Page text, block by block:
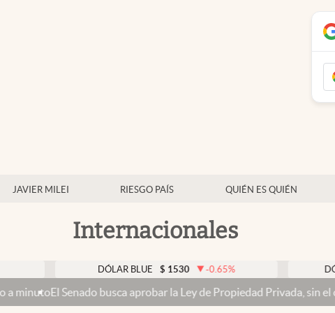
JAVIER MILEI RIESGO PAÍS QUIÉN ES QUIÉN
Internacionales
DÓLAR BLUE $ 1530 -0.65% DÓLAR
busca aprobar la Ley de Propiedad Privada, sin el capítulo de